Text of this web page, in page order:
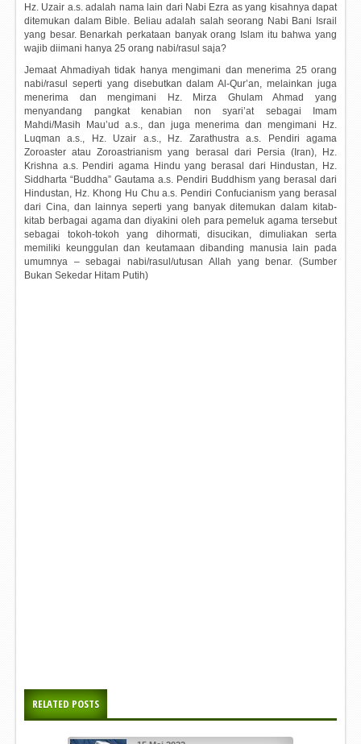
Hz. Uzair a.s. adalah nama lain dari Nabi Ezra as yang kisahnya dapat
ditemukan dalam Bible. Beliau adalah salah seorang Nabi Bani Israil
yang besar. Benarkah perkataan banyak orang Islam itu bahwa yang
wajib diimani hanya 25 orang nabi/rasul saja?
Jemaat Ahmadiyah tidak hanya mengimani dan menerima 25 orang
nabi/rasul seperti yang disebutkan dalam Al-Qur’an, melainkan juga
menerima dan mengimani Hz. Mirza Ghulam Ahmad yang
menyandang pangkat kenabian non syari’at sebagai Imam
Mahdi/Masih Mau’ud a.s., dan juga menerima dan mengimani Hz.
Luqman a.s., Hz. Uzair a.s., Hz. Zarathustra a.s. Pendiri agama
Zoroaster atau Zoroastrianism yang berasal dari Persia (Iran), Hz.
Krishna a.s. Pendiri agama Hindu yang berasal dari Hindustan, Hz.
Siddharta “Buddha” Gautama a.s. Pendiri Buddhism yang berasal dari
Hindustan, Hz. Khong Hu Chu a.s. Pendiri Confucianism yang berasal
dari Cina, dan lainnya seperti yang banyak ditemukan dalam kitab-
kitab berbagai agama dan diyakini oleh para pemeluk agama tersebut
sebagai tokoh-tokoh yang dihormati, disucikan, dimuliakan serta
memiliki keunggulan dan keutamaan dibanding manusia lain pada
umumnya – sebagai nabi/rasul/utusan Allah yang benar. (Sumber
Bukan Sekedar Hitam Putih)
RELATED POSTS